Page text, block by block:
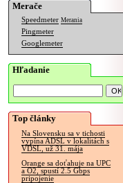
Merače
Speedmeter Merania
Pingmeter
Googlemeter
Hľadanie
Top články
Na Slovensku sa v tichosti
vypína ADSL v lokalitách s
VDSL, už 31. mája
Orange sa doťahuje na UPC
a O2, spustí 2.5 Gbps
pripojenie